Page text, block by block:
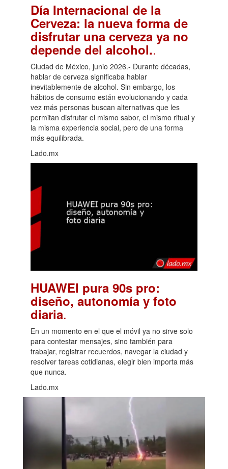
Día Internacional de la
Cerveza: la nueva forma de
disfrutar una cerveza ya no
depende del alcohol..
Ciudad de México, junio 2026.- Durante décadas,
hablar de cerveza significaba hablar
inevitablemente de alcohol. Sin embargo, los
hábitos de consumo están evolucionando y cada
vez más personas buscan alternativas que les
permitan disfrutar el mismo sabor, el mismo ritual y
la misma experiencia social, pero de una forma
más equilibrada.
Lado.mx
HUAWEI pura 90s pro:
diseño, autonomía y foto
diaria.
En un momento en el que el móvil ya no sirve solo
para contestar mensajes, sino también para
trabajar, registrar recuerdos, navegar la ciudad y
resolver tareas cotidianas, elegir bien importa más
que nunca.
Lado.mx